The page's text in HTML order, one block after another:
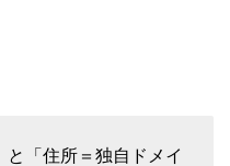
「住所＝独自ドメイ